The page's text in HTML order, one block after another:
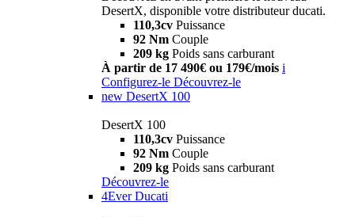
DesertX, disponible votre distributeur ducati.
110,3cv Puissance
92 Nm Couple
209 kg Poids sans carburant
À partir de 17 490€ ou 179€/mois i
Configurez-le Découvrez-le
new DesertX 100
DesertX 100
110,3cv Puissance
92 Nm Couple
209 kg Poids sans carburant
Découvrez-le
4Ever Ducati